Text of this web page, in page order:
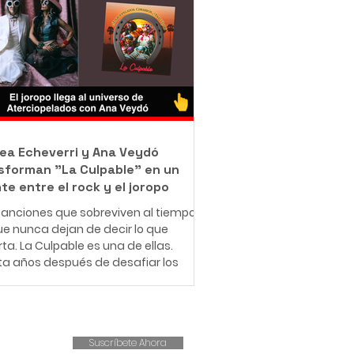
como barrendero en las calles de
con una misión que resume en
"Bendecido para bendecir".
muy pequeño, Leonardo entendió
significa enfrentar dificultades
Creció en una familia de
r
Echeverri y Ana Veydó
"La Culpable" en un
entre el rock y el joropo
que sobreviven al tiempo
nunca dejan de decir lo que
La Culpable es una de ellas.
años después de desafiar los
por la voz indómita de Ana
Suscríbete Ahora